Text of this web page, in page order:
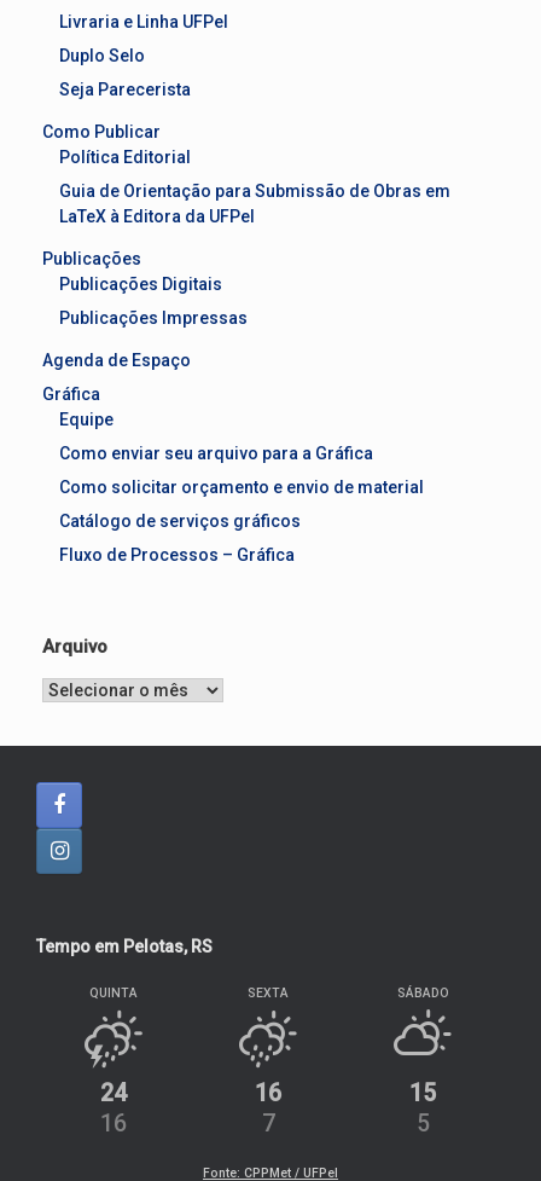
Livraria e Linha UFPel
Duplo Selo
Seja Parecerista
Como Publicar
Política Editorial
Guia de Orientação para Submissão de Obras em
LaTeX à Editora da UFPel
Publicações
Publicações Digitais
Publicações Impressas
Agenda de Espaço
Gráfica
Equipe
Como enviar seu arquivo para a Gráfica
Como solicitar orçamento e envio de material
Catálogo de serviços gráficos
Fluxo de Processos – Gráfica
Arquivo
Arquivo
Tempo em Pelotas, RS
QUINTA
24
16
SEXTA
16
7
SÁBADO
15
5
Fonte: CPPMet / UFPel